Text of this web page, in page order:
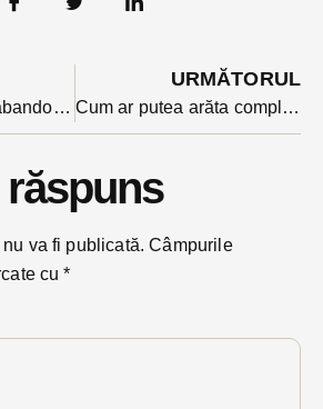
O amendă pentru abandonul deșeurilor în natură te baga în faliment. Cat trebuie sa plăteasca un năsăudean surprins de camerele video că arunca sacii cu deseuri
URMĂTORUL
Cum ar putea arăta complexul Sugălete după reabilitarea prin POR? Variante discutate cu arhitecți specialiști în regenerare urbană
răspuns
va fi publicată. Câmpurile
cu*